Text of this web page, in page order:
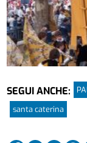
SEGUI ANCHE:
santa caterina